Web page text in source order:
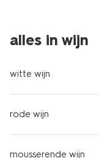
alles in wijn
witte wijn
rode wijn
mousserende wijn